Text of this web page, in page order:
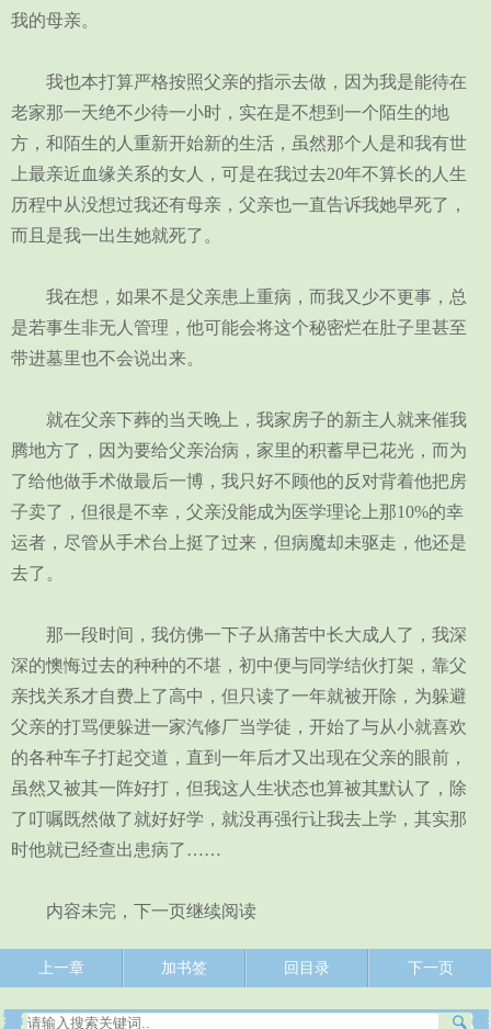
我的母亲。
我也本打算严格按照父亲的指示去做，因为我是能待在
老家那一天绝不少待一小时，实在是不想到一个陌生的地
方，和陌生的人重新开始新的生活，虽然那个人是和我有世
上最亲近血缘关系的女人，可是在我过去20年不算长的人生
历程中从没想过我还有母亲，父亲也一直告诉我她早死了，
而且是我一出生她就死了。
我在想，如果不是父亲患上重病，而我又少不更事，总
是若事生非无人管理，他可能会将这个秘密烂在肚子里甚至
带进墓里也不会说出来。
就在父亲下葬的当天晚上，我家房子的新主人就来催我
腾地方了，因为要给父亲治病，家里的积蓄早已花光，而为
了给他做手术做最后一博，我只好不顾他的反对背着他把房
子卖了，但很是不幸，父亲没能成为医学理论上那10%的幸
运者，尽管从手术台上挺了过来，但病魔却未驱走，他还是
去了。
那一段时间，我仿佛一下子从痛苦中长大成人了，我深
深的懊悔过去的种种的不堪，初中便与同学结伙打架，靠父
亲找关系才自费上了高中，但只读了一年就被开除，为躲避
父亲的打骂便躲进一家汽修厂当学徒，开始了与从小就喜欢
的各种车子打起交道，直到一年后才又出现在父亲的眼前，
虽然又被其一阵好打，但我这人生状态也算被其默认了，除
了叮嘱既然做了就好好学，就没再强行让我去上学，其实那
时他就已经查出患病了……
内容未完，下一页继续阅读
上一章 加书签 回目录 下一页